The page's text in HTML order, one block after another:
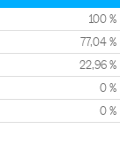
100 %
77,04 %
22,96 %
0 %
0 %